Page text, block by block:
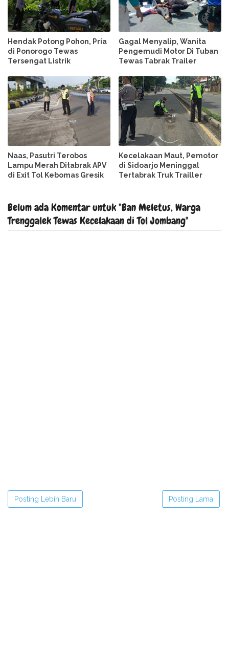
Hendak Potong Pohon, Pria
di Ponorogo Tewas
Tersengat Listrik
Gagal Menyalip, Wanita
Pengemudi Motor Di Tuban
Tewas Tabrak Trailer
Naas, Pasutri Terobos
Lampu Merah Ditabrak APV
di Exit Tol Kebomas Gresik
Kecelakaan Maut, Pemotor
di Sidoarjo Meninggal
Tertabrak Truk Trailler
Belum ada Komentar untuk "Ban Meletus, Warga
Trenggalek Tewas Kecelakaan di Tol Jombang"
Posting Lebih Baru Posting Lama